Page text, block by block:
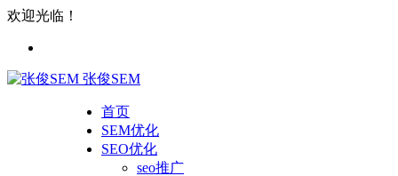
欢迎光临！
张俊SEM
首页
SEM优化
SEO优化
seo推广